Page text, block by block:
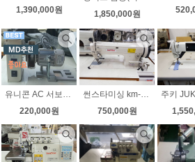
1,390,000원
1,850,000원
유니콘 AC 서보모터 UTECH5-NP-L 각종 공업용미싱에 부착 무소음 검출기(바늘 상하정지)가능 검출기별도
220,000원
썬스타미싱 km-340bl 상하송 왕가마 무소음모터 무료배송
750,000원